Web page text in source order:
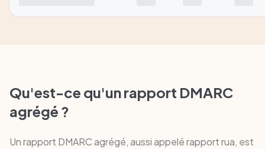
Qu'est-ce qu'un rapport DMARC
agrégé ?
Un rapport DMARC agrégé, aussi appelé rapport rua, est